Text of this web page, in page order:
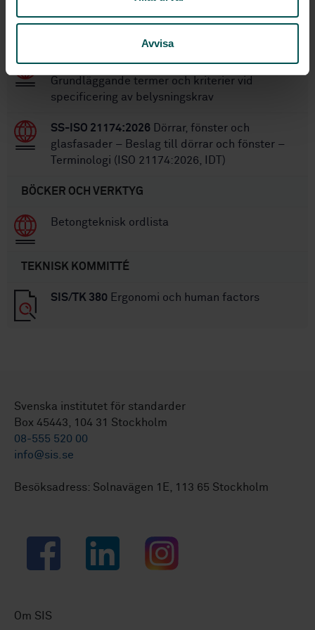
Avvisa
Hängrännor och tillbehör tillverkade av PVC-U -
SS-EN 12665:2024Ljus och belysning –
Grundläggande termer och kriterier vid
specificering av belysningskrav
SS-ISO 21174:2026 Dörrar, fönster och
glasfasader – Beslag till dörrar och fönster –
Terminologi (ISO 21174:2026, IDT)
BÖCKER OCH VERKTYG
Betongteknisk ordlista
TEKNISK KOMMITTÉ
SIS/TK 380 Ergonomi och human factors
Svenska institutet för standarder
Box 45443, 104 31 Stockholm
08-555 520 00
info@sis.se
Besöksadress: Solnavägen 1E, 113 65 Stockholm
Facebook LinkedIn Instagram
Om SIS